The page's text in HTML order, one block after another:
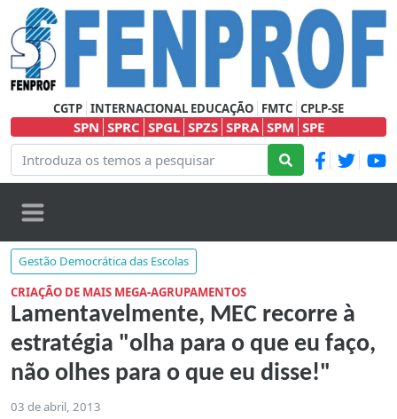
CGTP INTERNACIONAL EDUCAÇÃO FMTC CPLP-SE
SPN SPRC SPGL SPZS SPRA SPM SPE
Gestão Democrática das Escolas
CRIAÇÃO DE MAIS MEGA-AGRUPAMENTOS
Lamentavelmente, MEC recorre à
estratégia "olha para o que eu faço,
não olhes para o que eu disse!"
03 de abril, 2013